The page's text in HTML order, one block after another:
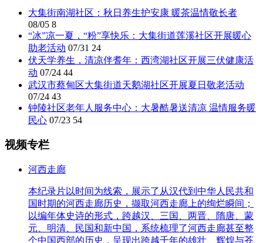
大集街南湖社区：秋日养生护安康 暖茶温情敬长者
08/05 8
“冰”凉一夏，“粉”享快乐：大集街道莲溪社区开展暖心
助老活动 07/31 24
伏天学养生，清凉伴耆年：西湾湖社区开展三伏健康活
动 07/24 44
武汉市蔡甸区大集街道天鹅湖社区开展夏日敬老活动
07/24 43
钟陵社区老年人服务中心：大暑酷暑送清凉 温情服务暖
民心 07/23 54
视频专栏
河西走廊
本纪录片以时间为线索，展示了从汉代到中华人民共和
国时期的河西走廊历史，撷取河西走廊上的绚烂瞬间；
以编年体史诗的形式，跨越汉、三国、两晋、隋唐、蒙
元、明清、民国和新中国，系统梳理了河西走廊甚至整
个中国西部的历史，呈现出跨越千年的雄壮、辉煌与苍